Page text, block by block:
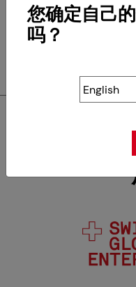
RETOUR
您确定自己
吗？